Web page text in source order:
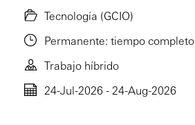
Tecnología (GCIO)
Permanente: tiempo completo
Trabajo híbrido
24-Jul-2026 - 24-Aug-2026